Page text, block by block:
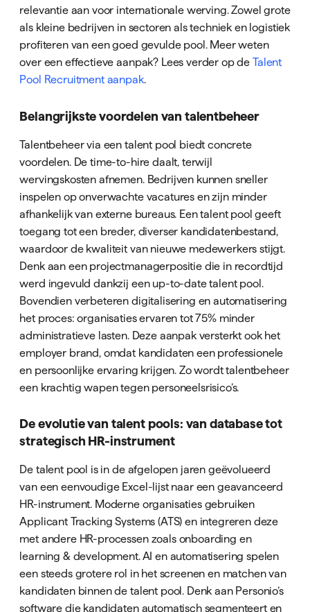
relevantie aan voor internationale werving. Zowel grote
als kleine bedrijven in sectoren als techniek en logistiek
profiteren van een goed gevulde pool. Meer weten
over een effectieve aanpak? Lees verder op de Talent
Pool Recruitment aanpak.
Belangrijkste voordelen van talentbeheer
Talentbeheer via een talent pool biedt concrete
voordelen. De time-to-hire daalt, terwijl
wervingskosten afnemen. Bedrijven kunnen sneller
inspelen op onverwachte vacatures en zijn minder
afhankelijk van externe bureaus. Een talent pool geeft
toegang tot een breder, diverser kandidatenbestand,
waardoor de kwaliteit van nieuwe medewerkers stijgt.
Denk aan een projectmanagerpositie die in recordtijd
werd ingevuld dankzij een up-to-date talent pool.
Bovendien verbeteren digitalisering en automatisering
het proces: organisaties ervaren tot 75% minder
administratieve lasten. Deze aanpak versterkt ook het
employer brand, omdat kandidaten een professionele
en persoonlijke ervaring krijgen. Zo wordt talentbeheer
een krachtig wapen tegen personeelsrisico’s.
De evolutie van talent pools: van database tot
strategisch HR-instrument
De talent pool is in de afgelopen jaren geëvolueerd
van een eenvoudige Excel-lijst naar een geavanceerd
HR-instrument. Moderne organisaties gebruiken
Applicant Tracking Systems (ATS) en integreren deze
met andere HR-processen zoals onboarding en
learning & development. AI en automatisering spelen
een steeds grotere rol in het screenen en matchen van
kandidaten binnen de talent pool. Denk aan Personio’s
software die kandidaten automatisch segmenteert en